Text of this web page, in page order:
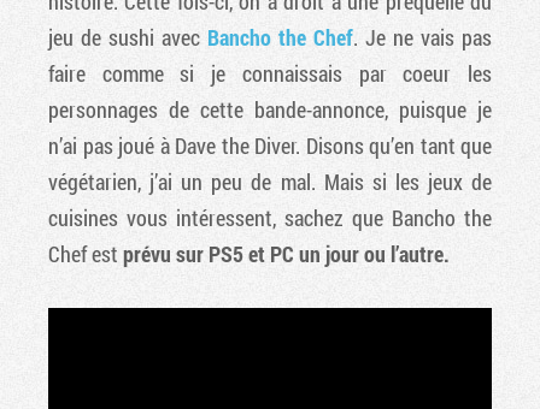
jeu de sushi avec Bancho the Chef. Je ne vais pas
faire comme si je connaissais par coeur les
personnages de cette bande-annonce, puisque je
n’ai pas joué à Dave the Diver. Disons qu’en tant que
végétarien, j’ai un peu de mal. Mais si les jeux de
cuisines vous intéressent, sachez que Bancho the
Chef est prévu sur PS5 et PC un jour ou l’autre.